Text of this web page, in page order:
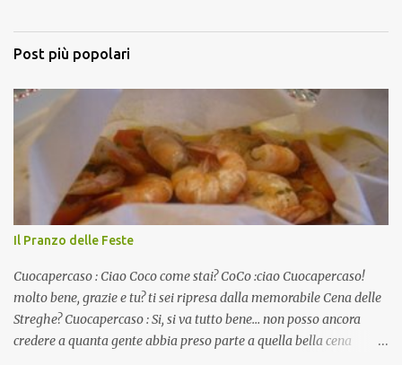
Post più popolari
Il Pranzo delle Feste
Cuocapercaso : Ciao Coco come stai? CoCo :ciao Cuocapercaso!
molto bene, grazie e tu? ti sei ripresa dalla memorabile Cena delle
Streghe? Cuocapercaso : Si, si va tutto bene… non posso ancora
credere a quanta gente abbia preso parte a quella bella cena